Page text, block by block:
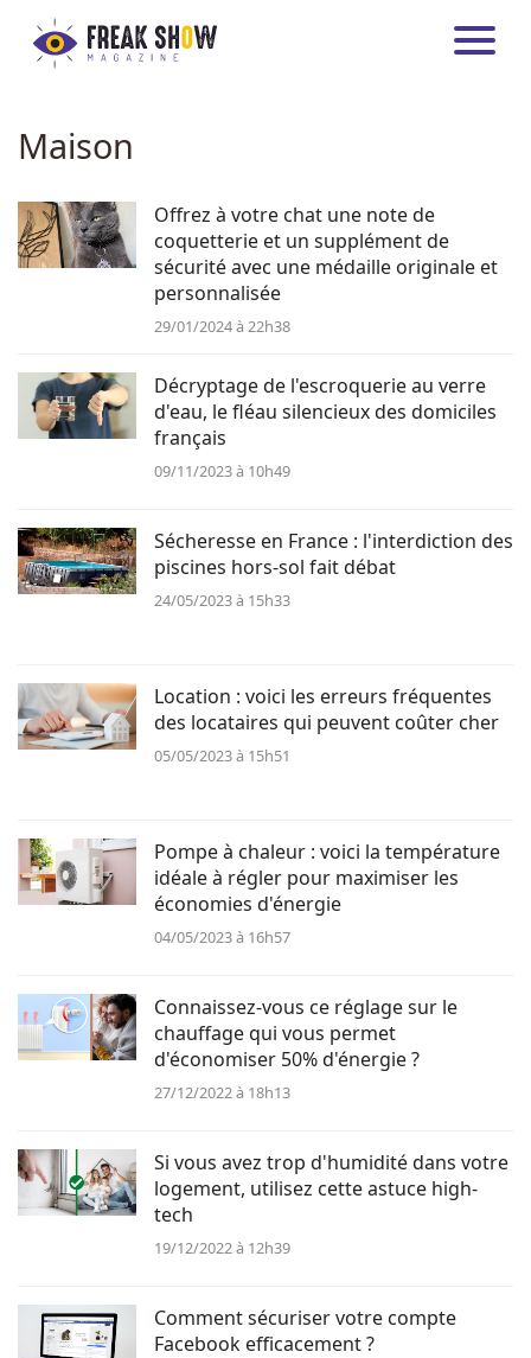
INTERNATIONAL
SANTÉ
MAISON
FREAKSHOW MAGAZINE ARTICLES
Maison
Offrez à votre chat une note de
coquetterie et un supplément de
sécurité avec une médaille originale et
personnalisée
29/01/2024 à 22h38
Décryptage de l'escroquerie au verre
d'eau, le fléau silencieux des domiciles
français
09/11/2023 à 10h49
Sécheresse en France : l'interdiction des
piscines hors-sol fait débat
24/05/2023 à 15h33
Location : voici les erreurs fréquentes
des locataires qui peuvent coûter cher
05/05/2023 à 15h51
Pompe à chaleur : voici la température
idéale à régler pour maximiser les
économies d'énergie
04/05/2023 à 16h57
Connaissez-vous ce réglage sur le
chauffage qui vous permet
d'économiser 50% d'énergie ?
27/12/2022 à 18h13
Si vous avez trop d'humidité dans votre
logement, utilisez cette astuce high-
tech
19/12/2022 à 12h39
Comment sécuriser votre compte
Facebook efficacement ?